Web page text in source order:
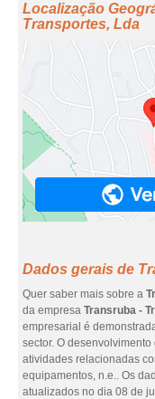
Localização
Transportes, Lda
Dados gerais de
Quer saber mais sobre a
da empresa Transruba -
empresarial é
sector. O
atividades relacionadas
equipamentos, n.e.. Os
atualizados no dia 08 de